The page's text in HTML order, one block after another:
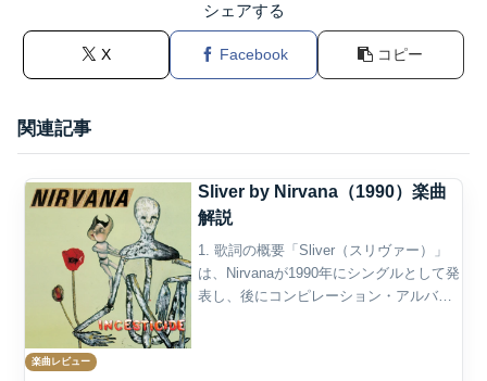
シェアする
X Facebook コピー
関連記事
楽曲レビュー
Sliver by Nirvana（1990）楽曲
解説
1. 歌詞の概要「Sliver（スリヴァー）」
は、Nirvanaが1990年にシングルとして発
表し、後にコンピレーション・アルバム